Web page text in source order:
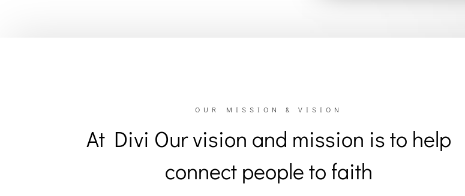
OUR MISSION & VISION
At Divi Our vision and mission is to help
connect people to faith